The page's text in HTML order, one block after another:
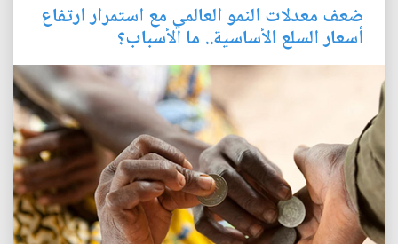
ضعف معدلات النمو العالمي مع استمرار ارتفاع
أسعار السلع الأساسية.. ما الأسباب؟